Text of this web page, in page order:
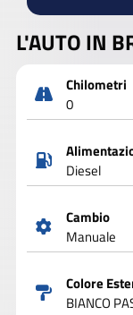
L'AUTO IN
Chilometri
0
Diesel
Cambio
Manuale
Colore
BIANCO